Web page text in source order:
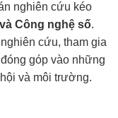
nghiên cứu kéo
Công nghệ số.
cứu, tham gia
góp vào những
và môi trường.